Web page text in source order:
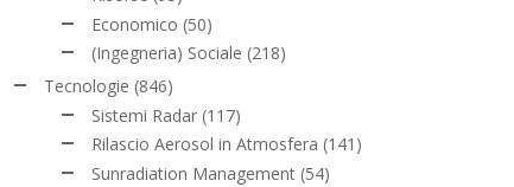
Economico (50)
(Ingegneria) Sociale (218)
Tecnologie (846)
Sistemi Radar (117)
Rilascio Aerosol in Atmosfera (141)
Sunradiation Management (54)